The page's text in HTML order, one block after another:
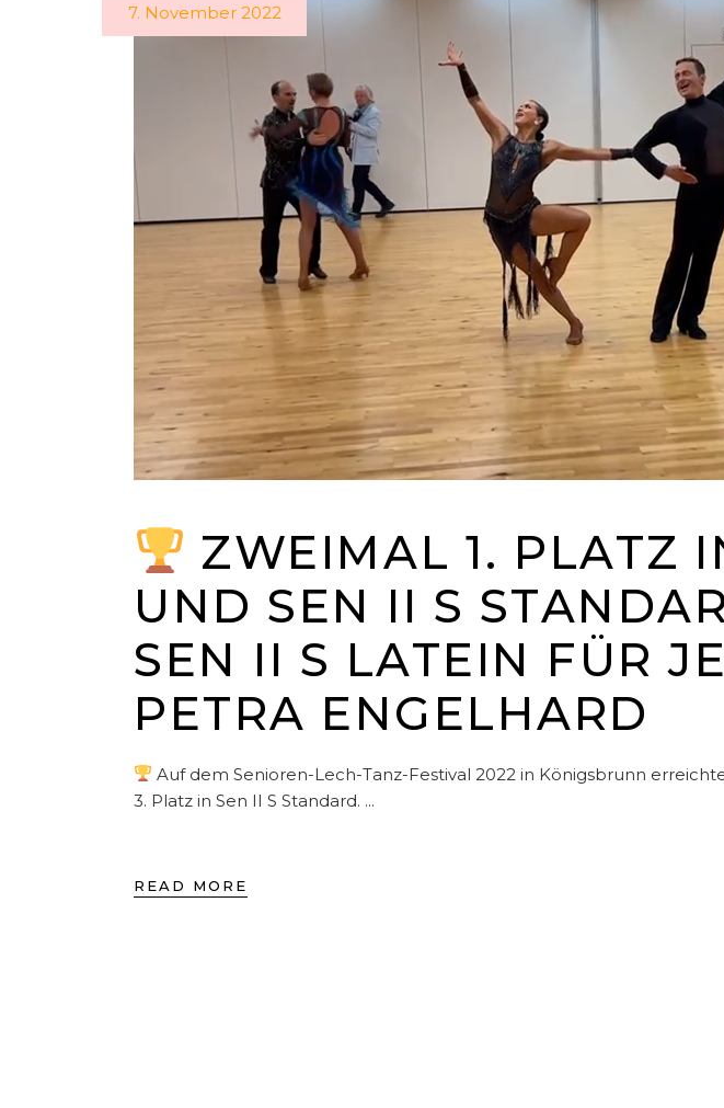
7. November 2022
ZWEIMAL 1. PLATZ
UND SEN II S
SEN II S LATEIN FÜR
PETRA ENGELHARD
Auf dem Senioren-Lech-Tanz-Festival 2022 in Königsbrunn
3. Platz in Sen II S Standard.
READ MORE